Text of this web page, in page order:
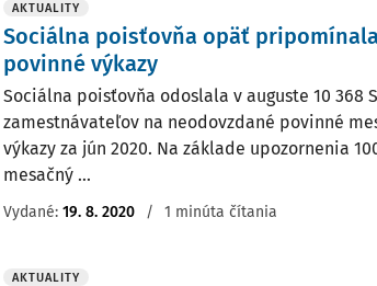
AKTUALITY
Sociálna poisťovňa opäť
povinné výkazy
Sociálna poisťovňa odoslala v auguste 10 368
zamestnávateľov na neodovzdané povinné
výkazy za jún 2020. Na základe upozornenia
mesačný ...
Vydané: 19. 8. 2020 / 1 minúta čítania
AKTUALITY